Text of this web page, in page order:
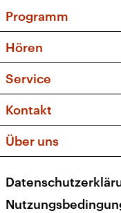
Programm
Sendungen
Musikliste
Kakadu –
Hören
Frequenzen
Service
FAQ
Apps
Newsletter
Kontakt
Social Media
Über uns
Presse